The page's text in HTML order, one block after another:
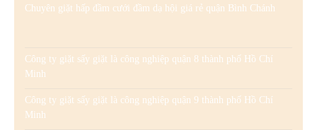
Chuyên giặt hấp đầm cưới đầm dạ hội giá rẻ quận Bình Chánh
Công ty giặt sấy giặt là công nghiệp quận 8 thành phố Hồ Chí
Minh
Công ty giặt sấy giặt là công nghiệp quận 9 thành phố Hồ Chí
Minh